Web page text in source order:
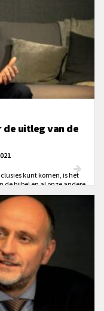
uitleg van de
kunt komen, is het
de bijbel en al onze andere